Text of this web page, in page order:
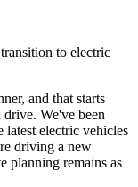
to electric
and that starts
We've been
latest electric vehicles
driving a new
planning remains as